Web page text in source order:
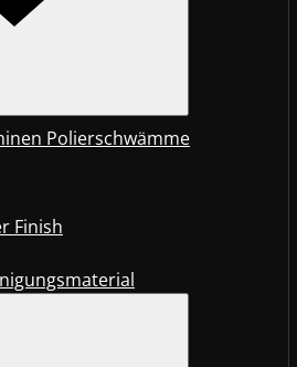
Polierschwämme
Finish